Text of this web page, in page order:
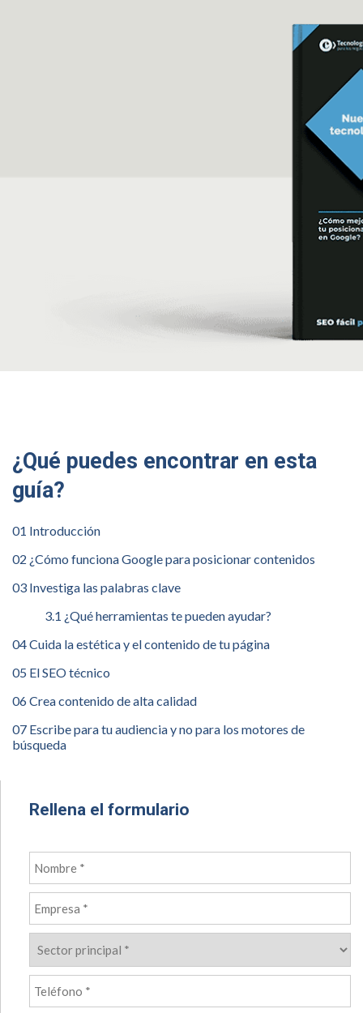
¿Qué puedes encontrar en esta
guía?
01 Introducción
02 ¿Cómo funciona Google para posicionar contenidos
03 Investiga las palabras clave
3.1 ¿Qué herramientas te pueden ayudar?
04 Cuida la estética y el contenido de tu página
05 El SEO técnico
06 Crea contenido de alta calidad
07 Escribe para tu audiencia y no para los motores de
búsqueda
Rellena el formulario